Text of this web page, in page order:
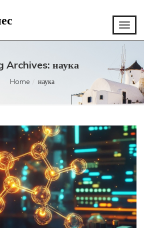
Archives: наука
Home наука